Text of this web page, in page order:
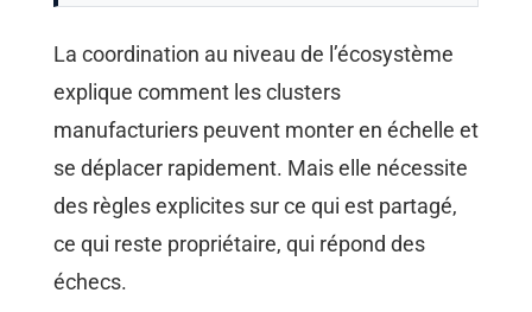
La coordination au niveau de l’écosystème
explique comment les clusters
manufacturiers peuvent monter en échelle et
se déplacer rapidement. Mais elle nécessite
des règles explicites sur ce qui est partagé,
ce qui reste propriétaire, qui répond des
échecs.